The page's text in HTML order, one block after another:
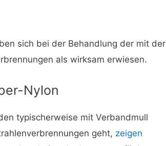
sich bei der Behandlung der mit der
als wirksam erwiesen.
Nylon
typischerweise mit Verbandmull
geht, zeigen